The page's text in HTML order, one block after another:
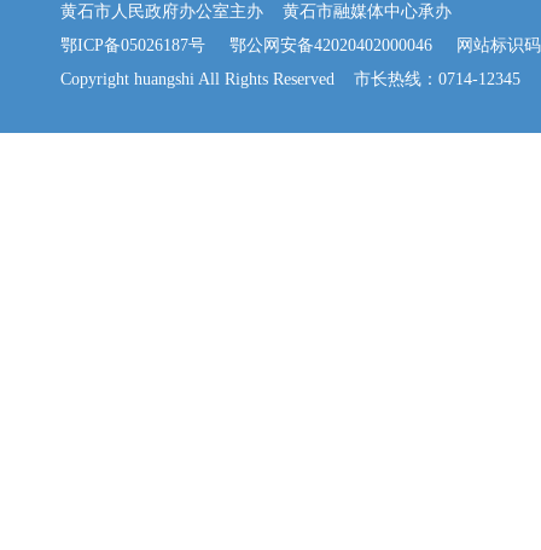
黄石市人民政府办公室主办 黄石市融媒体中心承办
鄂ICP备05026187号
鄂公网安备42020402000046 网站标识码
Copyright huangshi All Rights Reserved 市长热线：0714-12345